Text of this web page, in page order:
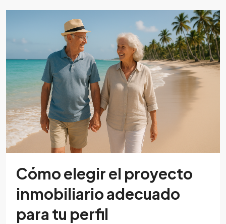
Cómo elegir el proyecto
inmobiliario adecuado
para tu perfil